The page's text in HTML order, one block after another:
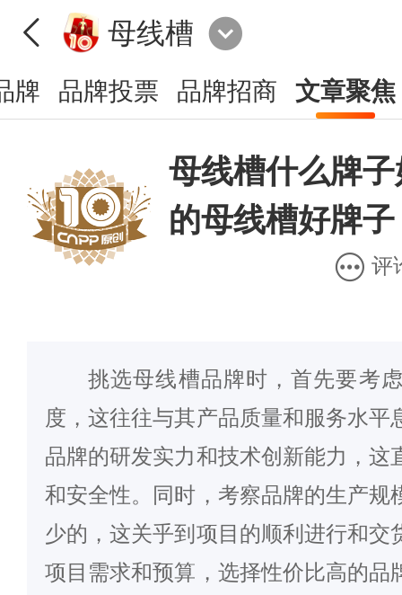
母线槽
牌 品牌投票 品牌招商 文章聚焦
母线槽什么牌
的母线槽好牌子
评
挑选母线槽品牌时，首先要考
度，这往往与其产品质量和服务水平
品牌的研发实力和技术创新能力，这
和安全性。同时，考察品牌的生产规
少的，这关乎到项目的顺利进行和交
项目需求和预算，选择性价比高的品